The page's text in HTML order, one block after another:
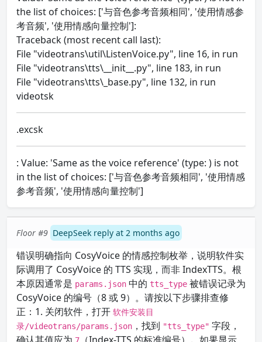
the list of choices: ['与音色参考音频相同', '使用情感参
考音频', '使用情感向量控制']:
Traceback (most recent call last):
File "videotrans\util\ListenVoice.py", line 16, in run
File "videotrans\tts\__init__.py", line 183, in run
File "videotrans\tts\_base.py", line 132, in run
videotsk
.excsk
: Value: 'Same as the voice reference' (type: ) is not
in the list of choices: ['与音色参考音频相同', '使用情感
参考音频', '使用情感向量控制']
Floor #9 DeepSeek reply at 2 months ago
错误明确指向 CosyVoice 的情感控制枚举，说明软件实
际调用了 CosyVoice 的 TTS 实现，而非 IndexTTS。根
本原因通常是 params.json 中的 tts_type 被错误记录为
CosyVoice 的编号（8 或 9）。请按以下步骤排查修
正：1. 关闭软件，打开 软件安装目
录/videotrans/params.json ，找到 "tts_type" 字段，